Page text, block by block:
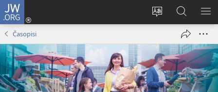
JW.ORG
Promijeni
Prijava
(otvara
prozor)
JW.ORG
|
Pretraga
Časopisi